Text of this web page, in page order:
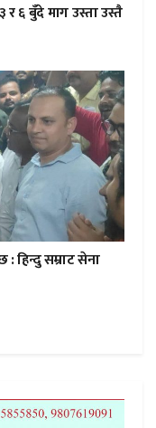
र ६ बुँदे माग उस्ता उस्तै
हिन्दु सम्राट सेना